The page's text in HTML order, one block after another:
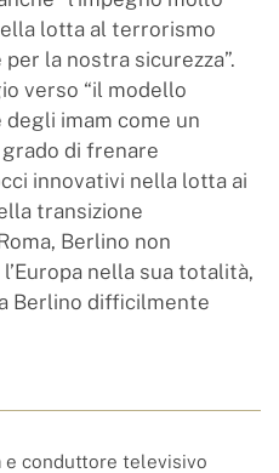
lotta al terrorismo
la nostra sicurezza”.
verso “il modello
imam come un
di frenare
innovativi nella lotta ai
transizione
Berlino non
nella sua totalità,
Berlino difficilmente
conduttore televisivo